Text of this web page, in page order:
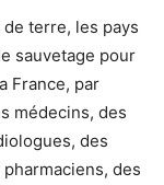
terre, les pays
sauvetage pour
France, par
médecins, des
des
des